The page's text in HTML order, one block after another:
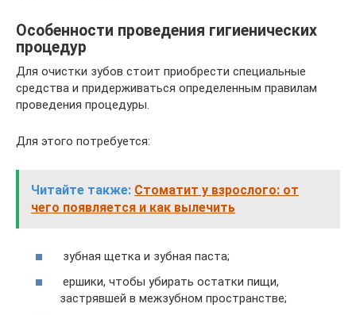
Особенности проведения гигиенических
процедур
Для очистки зубов стоит приобрести специальные
средства и придерживаться определенным правилам
проведения процедуры.
Для этого потребуется:
Читайте также: Стоматит у взрослого: от
чего появляется и как вылечить
зубная щетка и зубная паста;
ершики, чтобы убирать остатки пищи,
застрявшей в межзубном пространстве;